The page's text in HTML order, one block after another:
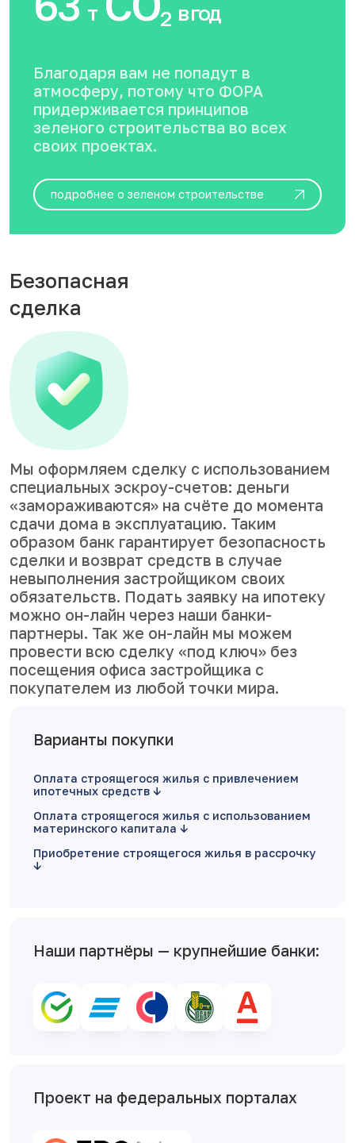
т 2 в год
Благодаря вам не попадут в
атмосферу, потому что ФОРА
придерживается принципов
зеленого строительства во всех
своих проектах.
подробнее о зеленом строительстве
Безопасная
сделка
Мы оформляем сделку с использованием
специальных эскроу-счетов: деньги
«замораживаются» на счёте до момента
сдачи дома в эксплуатацию. Таким
образом банк гарантирует безопасность
сделки и возврат средств в случае
невыполнения застройщиком своих
обязательств. Подать заявку на ипотеку
можно он-лайн через наши банки-
партнеры. Так же он-лайн мы можем
провести всю сделку «под ключ» без
посещения офиса застройщика с
покупателем из любой точки мира.
Варианты покупки
Оплата строящегося жилья с привлечением
ипотечных средств
Оплата строящегося жилья с использованием
материнского капитала
Приобретение строящегося жилья в рассрочку
Наши партнёры — крупнейшие банки:
Проект на федеральных порталах